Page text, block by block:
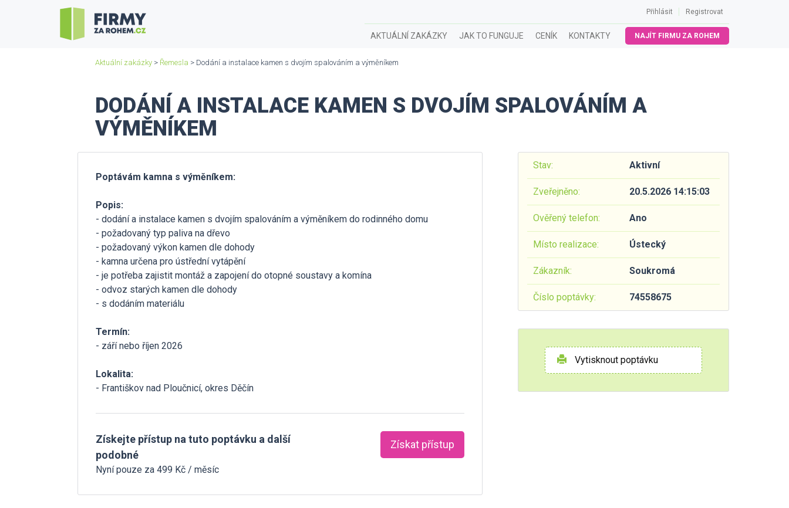
Přihlásit Registrovat
AKTUÁLNÍ ZAKÁZKY JAK TO FUNGUJE CENÍK KONTAKTY NAJÍT FIRMU ZA ROHEM
Aktuální zakázky > Řemesla > Dodání a instalace kamen s dvojím spalováním a výměníkem
DODÁNÍ A INSTALACE KAMEN S DVOJÍM SPALOVÁNÍM A
VÝMĚNÍKEM
Poptávám kamna s výměníkem:
Popis:
- dodání a instalace kamen s dvojím spalováním a výměníkem do rodinného domu
- požadovaný typ paliva na dřevo
- požadovaný výkon kamen dle dohody
- kamna určena pro ústřední vytápění
- je potřeba zajistit montáž a zapojení do otopné soustavy a komína
- odvoz starých kamen dle dohody
- s dodáním materiálu
Termín:
- září nebo říjen 2026
Lokalita:
- Františkov nad Ploučnicí, okres Děčín
Získejte přístup na tuto poptávku a další
podobné
Nyní pouze za 499 Kč / měsíc
Získat přístup
Stav: Aktivní
Zveřejněno: 20.5.2026 14:15:03
Ověřený telefon: Ano
Místo realizace: Ústecký
Zákazník: Soukromá
Číslo poptávky: 74558675
Vytisknout poptávku